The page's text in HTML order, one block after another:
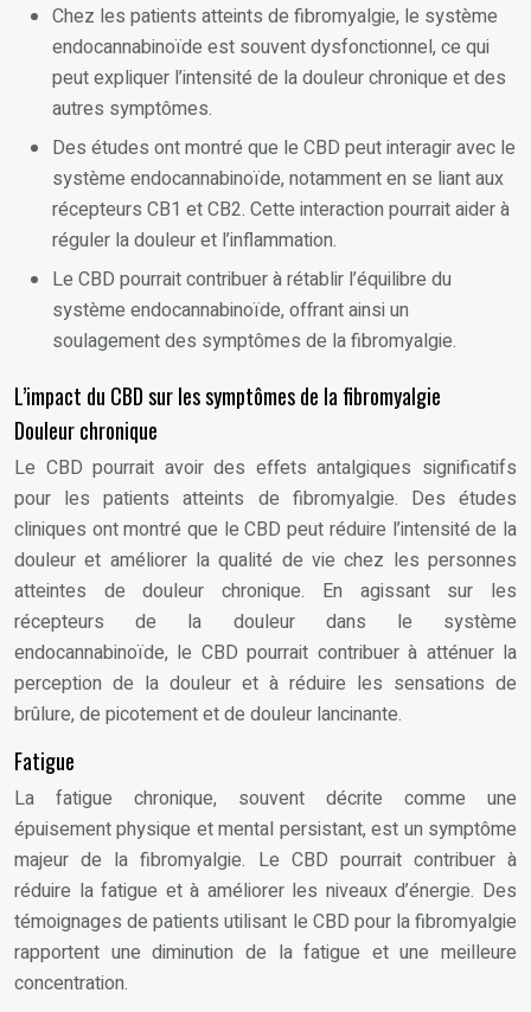
Chez les patients atteints de fibromyalgie, le système
endocannabinoïde est souvent dysfonctionnel, ce qui
peut expliquer l’intensité de la douleur chronique et des
autres symptômes.
Des études ont montré que le CBD peut interagir avec le
système endocannabinoïde, notamment en se liant aux
récepteurs CB1 et CB2. Cette interaction pourrait aider à
réguler la douleur et l’inflammation.
Le CBD pourrait contribuer à rétablir l’équilibre du
système endocannabinoïde, offrant ainsi un
soulagement des symptômes de la fibromyalgie.
L’impact du CBD sur les symptômes de la fibromyalgie
Douleur chronique
Le CBD pourrait avoir des effets antalgiques significatifs
pour les patients atteints de fibromyalgie. Des études
cliniques ont montré que le CBD peut réduire l’intensité de la
douleur et améliorer la qualité de vie chez les personnes
atteintes de douleur chronique. En agissant sur les
récepteurs de la douleur dans le système
endocannabinoïde, le CBD pourrait contribuer à atténuer la
perception de la douleur et à réduire les sensations de
brûlure, de picotement et de douleur lancinante.
Fatigue
La fatigue chronique, souvent décrite comme une
épuisement physique et mental persistant, est un symptôme
majeur de la fibromyalgie. Le CBD pourrait contribuer à
réduire la fatigue et à améliorer les niveaux d’énergie. Des
témoignages de patients utilisant le CBD pour la fibromyalgie
rapportent une diminution de la fatigue et une meilleure
concentration.